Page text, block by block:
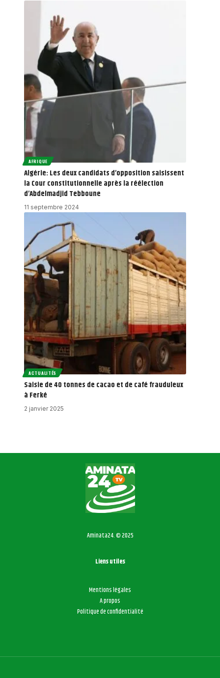
AFRIQUE
Algérie: Les deux candidats d’opposition saisissent
la Cour constitutionnelle après la réélection
d’Abdelmadjid Tebboune
11 septembre 2024
ACTUALITÉS
Saisie de 40 tonnes de cacao et de café frauduleux
à Ferké
2 janvier 2025
Aminata24. © 2025
Liens utiles
Mentions légales
A propos
Politique de confidentialité